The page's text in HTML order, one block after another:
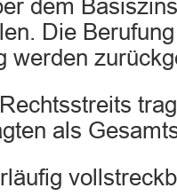
dem
Die
werden
als